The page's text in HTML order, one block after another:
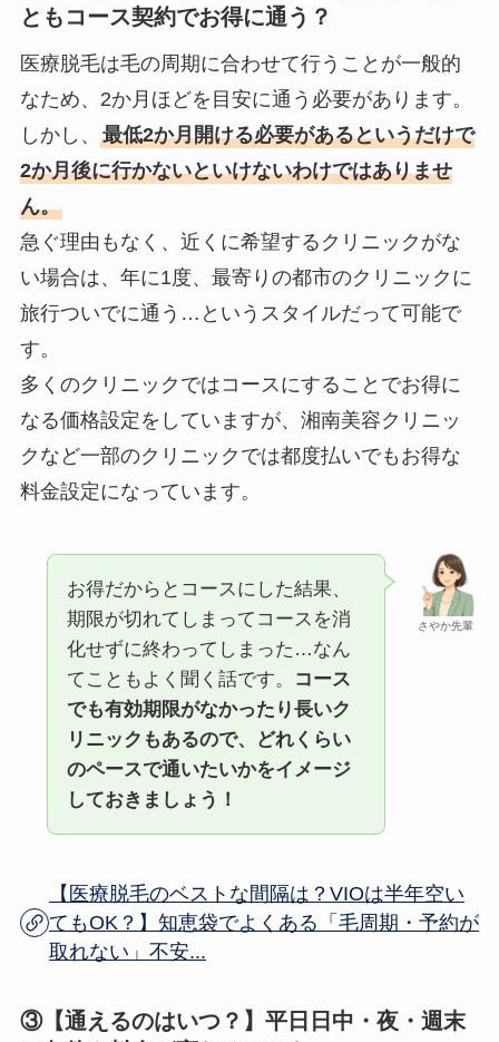
ともコース契約でお得に通う？
医療脱毛は毛の周期に合わせて行うことが一般的
なため、2か月ほどを目安に通う必要があります。
しかし、 最低2か月開ける必要があるというだけで
2か月後に行かないといけないわけではありませ
ん。
急ぐ理由もなく、近くに希望するクリニックがな
い場合は、年に1度、最寄りの都市のクリニックに
旅行ついでに通う…というスタイルだって可能で
す。
多くのクリニックではコースにすることでお得に
なる価格設定をしていますが、湘南美容クリニッ
クなど一部のクリニックでは都度払いでもお得な
料金設定になっています。
さやか先輩
お得だからとコースにした結果、
期限が切れてしまってコースを消
化せずに終わってしまった…なん
てこともよく聞く話です。
コース
でも有効期限がなかったり長いク
リニックもあるので、どれくらい
のペースで通いたいかをイメージ
しておきましょう！
【医療脱毛のベストな間隔は？VIOは半年空い
てもOK？】知恵袋でよくある「毛周期・予約が
取れない」不安...
③【通えるのはいつ？】平日日中・夜・週末